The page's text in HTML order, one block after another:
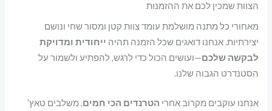
הצוות שמכין לכם את ההזמנות
מאחורי כל מתנה מושלמת עומד צוות קטן ומסור שחי ונושם
יצירתיות. אנחנו דואגים שכל הזמנה תהיה ייחודית ומדויקת
לבקשה שלכם—ועושים הכול כדי לרגש, להפתיע ולשמור על
הסטנדרט הגבוה שלנו.
אנחנו עוקבים מקרוב אחרי הטרנדים הכי חמים, משלבים טאץ’